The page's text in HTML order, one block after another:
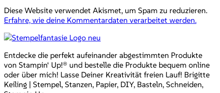
Diese Website verwendet Akismet, um Spam zu reduzieren.
Erfahre, wie deine Kommentardaten verarbeitet werden.
Entdecke die perfekt aufeinander abgestimmten Produkte
von Stampin‘ Up!® und bestelle die Produkte bequem online
oder über mich! Lasse Deiner Kreativität freien Lauf! Brigitte
Keiling | Stempel, Stanzen, Papier, DIY, Basteln, Schneiden,